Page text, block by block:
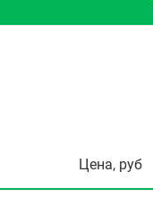
Цена, руб